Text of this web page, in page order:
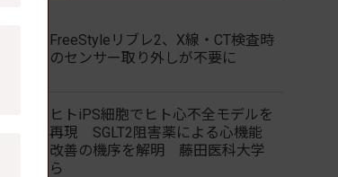
FreeStyleリブレ2、X線・CT検査時
のセンサー取り外しが不要に
ヒトiPS細胞でヒト心不全モデルを
再現 SGLT2阻害薬による心機能
改善の機序を解明 藤田医科大学
ら